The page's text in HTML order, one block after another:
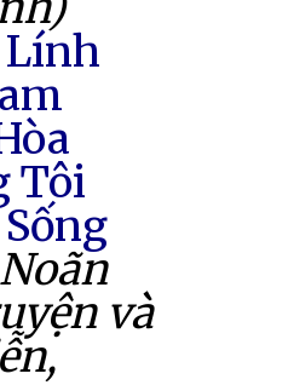
Tôi
và